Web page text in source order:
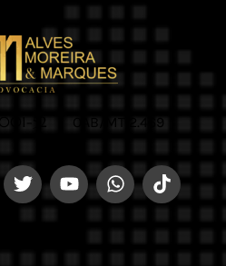
0001-52 | OAB/MT 2.469